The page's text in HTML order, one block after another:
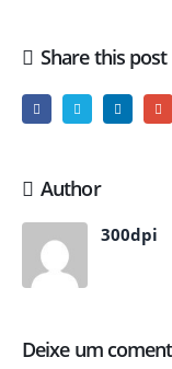
Share this post
Author
300dpi
Deixe um